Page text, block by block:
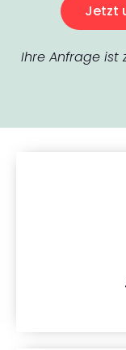
Jetzt
Ihre Anfrage ist